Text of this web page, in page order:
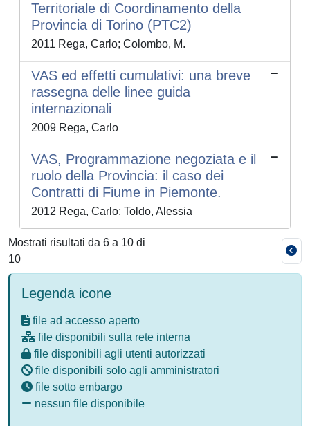
Territoriale di Coordinamento della
Provincia di Torino (PTC2)
2011 Rega, Carlo; Colombo, M.
VAS ed effetti cumulativi: una breve
rassegna delle linee guida
internazionali
2009 Rega, Carlo
VAS, Programmazione negoziata e il
ruolo della Provincia: il caso dei
Contratti di Fiume in Piemonte.
2012 Rega, Carlo; Toldo, Alessia
Mostrati risultati da 6 a 10 di
10
Legenda icone
file ad accesso aperto
file disponibili sulla rete interna
file disponibili agli utenti autorizzati
file disponibili solo agli amministratori
file sotto embargo
nessun file disponibile